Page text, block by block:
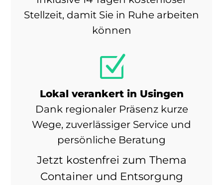
Stellzeit, damit Sie in Ruhe arbeiten
können
Z
Lokal verankert in Usingen
Dank regionaler Präsenz kurze
Wege, zuverlässiger Service und
persönliche Beratung
Jetzt kostenfrei zum Thema
Container und Entsorgung